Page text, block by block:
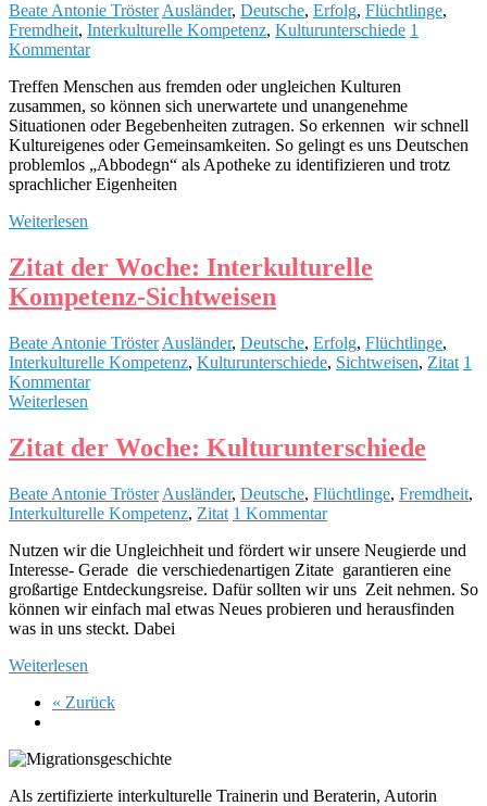
Beate Antonie Tröster Ausländer, Deutsche, Erfolg, Flüchtlinge,
Fremdheit, Interkulturelle Kompetenz, Kulturunterschiede 1
Kommentar
Treffen Menschen aus fremden oder ungleichen Kulturen
zusammen, so können sich unerwartete und unangenehme
Situationen oder Begebenheiten zutragen. So erkennen wir schnell
Kultureigenes oder Gemeinsamkeiten. So gelingt es uns Deutschen
problemlos „Abbodegn“ als Apotheke zu identifizieren und trotz
sprachlicher Eigenheiten
Weiterlesen
Zitat der Woche: Interkulturelle
Kompetenz-Sichtweisen
Beate Antonie Tröster Ausländer, Deutsche, Erfolg, Flüchtlinge,
Interkulturelle Kompetenz, Kulturunterschiede, Sichtweisen, Zitat 1
Kommentar
Weiterlesen
Zitat der Woche: Kulturunterschiede
Beate Antonie Tröster Ausländer, Deutsche, Flüchtlinge, Fremdheit,
Interkulturelle Kompetenz, Zitat 1 Kommentar
Nutzen wir die Ungleichheit und fördert wir unsere Neugierde und
Interesse- Gerade die verschiedenartigen Zitate garantieren eine
großartige Entdeckungsreise. Dafür sollten wir uns Zeit nehmen. So
können wir einfach mal etwas Neues probieren und herausfinden
was in uns steckt. Dabei
Weiterlesen
« Zurück
Als zertifizierte interkulturelle Trainerin und Beraterin, Autorin